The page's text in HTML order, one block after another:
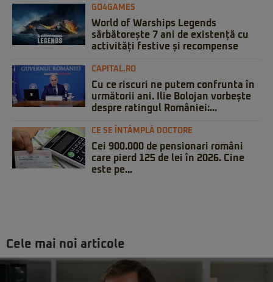
GO4GAMES
World of Warships Legends
sărbătorește 7 ani de existență cu
activități festive și recompense
CAPITAL.RO
Cu ce riscuri ne putem confrunta în
următorii ani. Ilie Bolojan vorbește
despre ratingul României:...
CE SE ÎNTÂMPLĂ DOCTORE
Cei 900.000 de pensionari români
care pierd 125 de lei în 2026. Cine
este pe...
Cele mai noi articole